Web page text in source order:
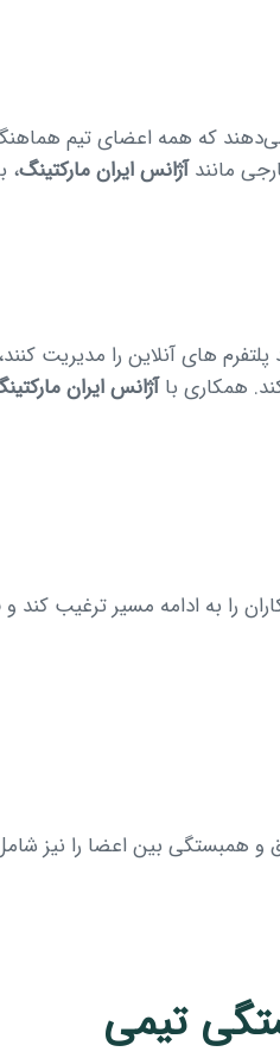
که همه اعضای تیم
مانندآژانس ایران مارکتینگ،
پلتفرم های آنلاین را مدیریت
همکاری باآژانس ایران
را به ادامه مسیر ترغیب
همبستگی بین اعضا را نیز
تیمی